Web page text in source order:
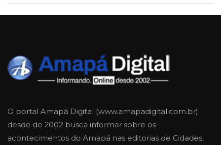
O portal Amapá Digital (www.amapadigital.com.br)
desde de 2002 busca informar sobre os
acontecimentos do Amapá nas editorias de Cidades,